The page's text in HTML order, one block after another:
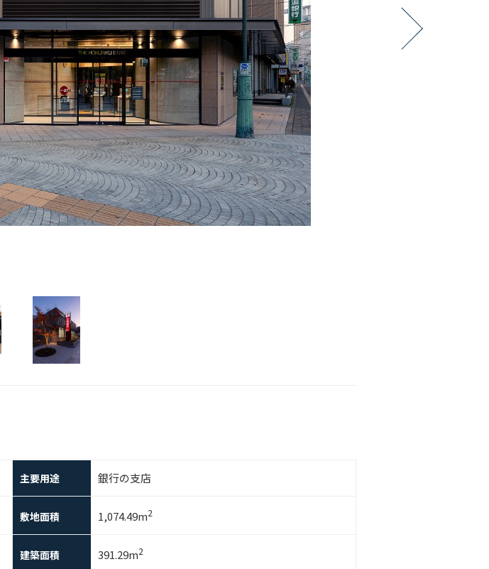
主要用途 銀行の支店
敷地面積 1,074.49m2
建築面積 391.29m2